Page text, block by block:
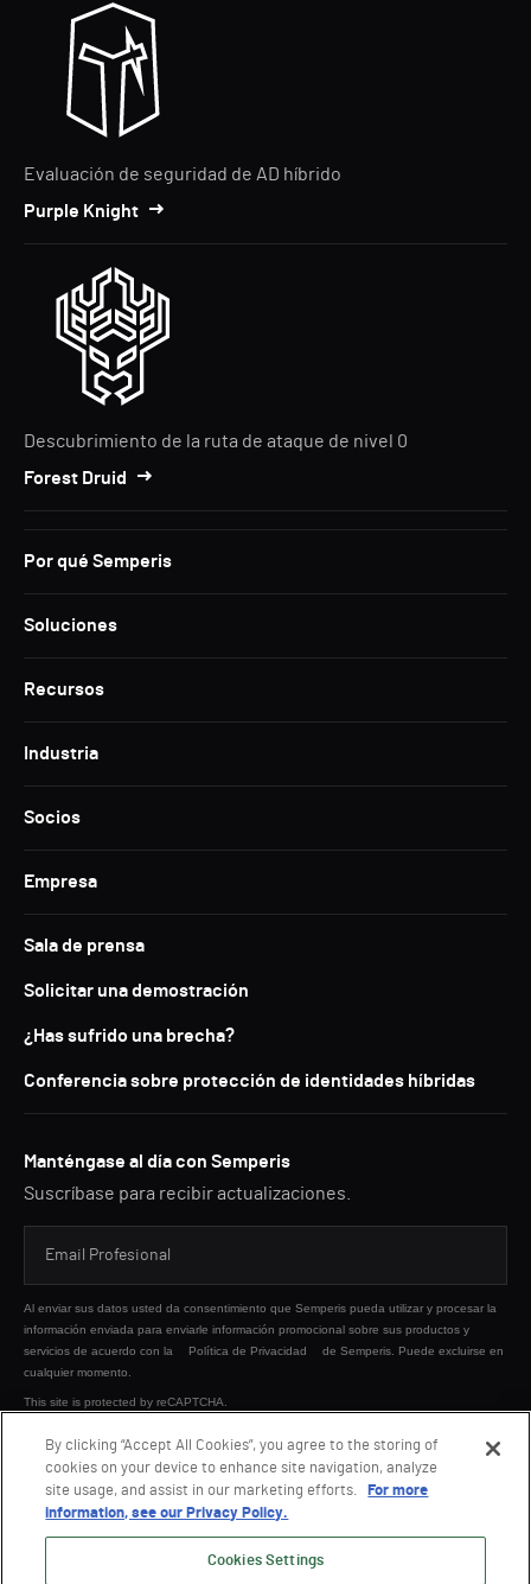
Evaluación de seguridad de AD híbrido
Purple Knight
Descubrimiento de la ruta de ataque de nivel 0
Forest Druid
Por qué Semperis
Soluciones
Recursos
Industria
Socios
Empresa
Sala de prensa
Solicitar una demostración
¿Has sufrido una brecha?
Conferencia sobre protección de identidades híbridas
Manténgase al día con Semperis
Suscríbase para recibir actualizaciones.
Al enviar sus datos usted da consentimiento que Semperis pueda utilizar y procesar la
información enviada para enviarle información promocional sobre sus productos y
servicios de acuerdo con la
Política de Privacidad
de Semperis. Puede excluirse en
cualquier momento.
This site is protected by reCAPTCHA.
ENVIAR
By clicking “Accept All Cookies”, you agree to the storing of
cookies on your device to enhance site navigation, analyze
site usage, and assist in our marketing efforts.
For more
information, see our Privacy Policy.
Cookies Settings